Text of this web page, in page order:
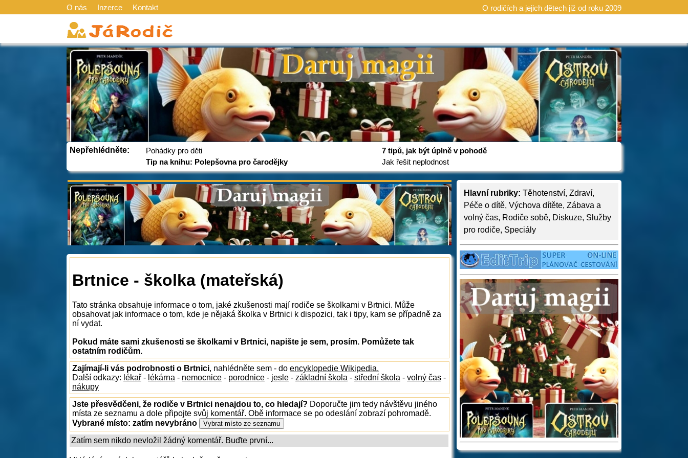
O nás Inzerce Kontakt O rodičích a jejich dětech již od roku 2009
Nepřehlédněte:
Pohádky pro děti
Tip na knihu: Polepšovna pro čarodějky
7 tipů, jak být úplně v pohodě
Jak řešit neplodnost
Hlavní rubriky: Těhotenství, Zdraví,
Péče o dítě, Výchova dítěte, Zábava a
volný čas, Rodiče sobě, Diskuze, Služby
pro rodiče, Speciály
Brtnice - školka (mateřská)
Tato stránka obsahuje informace o tom, jaké zkušenosti mají rodiče se školkami v Brtnici. Může
obsahovat jak informace o tom, kde je nějaká školka v Brtnici k dispozici, tak i tipy, kam se případně za
ní vydat.
Pokud máte sami zkušenosti se školkami v Brtnici, napište je sem, prosím. Pomůžete tak
ostatním rodičům.
Zajímají-li vás podrobnosti o Brtnici, nahlédněte sem - do encyklopedie Wikipedia.
Další odkazy: lékař - lékárna - nemocnice - porodnice - jesle - základní škola - střední škola - volný čas -
nákupy
Jste přesvědčeni, že rodiče v Brtnici nenajdou to, co hledají? Doporučte jim tedy návštěvu jiného
místa ze seznamu a dole připojte svůj komentář. Obě informace se po odeslání zobrazí pohromadě.
Vybrané místo: zatím nevybráno
Zatím sem nikdo nevložil žádný komentář. Buďte první...